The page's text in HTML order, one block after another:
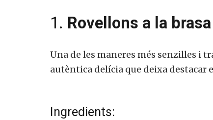
1. Rovellons a la
Una de les maneres més senzilles i
autèntica delícia que deixa destacar
Ingredients: